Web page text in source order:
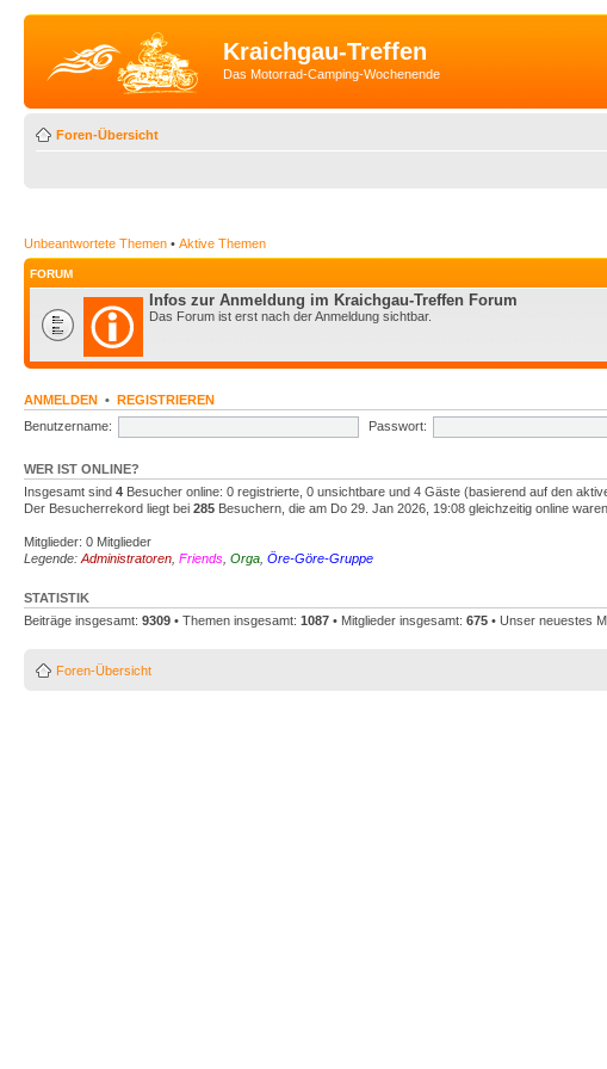
Kraichgau-Treffen
Das Motorrad-Camping-Wochenende
Foren-Übersicht
Unbeantwortete Themen • Aktive Themen
FORUM
Infos zur Anmeldung im Kraichgau-Treffen Forum
Das Forum ist erst nach der Anmeldung sichtbar.
ANMELDEN • REGISTRIEREN
Benutzername:
Passwort:
WER IST ONLINE?
Insgesamt sind 4 Besucher online: 0 registrierte, 0 unsichtbare und 4 Gäste (basierend auf den
Der Besucherrekord liegt bei 285 Besuchern, die am Do 29. Jan 2026, 19:08 gleichzeitig online waren.
Mitglieder: 0 Mitglieder
Legende: Administratoren Friends Orga Öre-Göre-Gruppe
STATISTIK
Beiträge insgesamt: 9309 • Themen insgesamt: 1087 • Mitglieder insgesamt: 675 • Unser neuestes
Foren-Übersicht